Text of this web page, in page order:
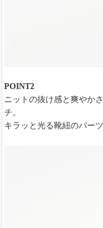
POINT2
ニットの抜け感と爽やか
チ。
キラッと光る靴紐のパー